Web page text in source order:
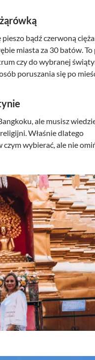
bądź czerwoną
miasta za 30 batów.
czy do wybranej
poruszania się po
ale musisz
Właśnie dlatego
wybierać, ale nie